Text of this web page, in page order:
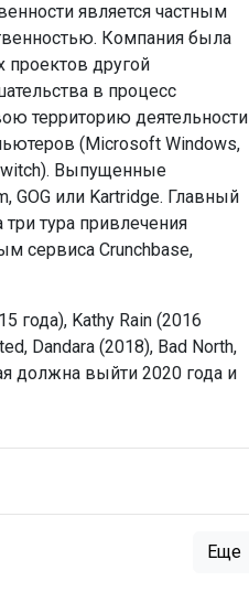
является частным
Компания была
другой
в процесс
территорию деятельности
(Microsoft Windows,
Выпущенные
GOG или Kartridge. Главный
тура привлечения
сервиса Crunchbase,
года), Kathy Rain (2016
Dandara (2018), Bad North,
должна выйти 2020 года и
Еще